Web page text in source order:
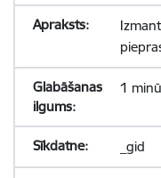
1
_gid